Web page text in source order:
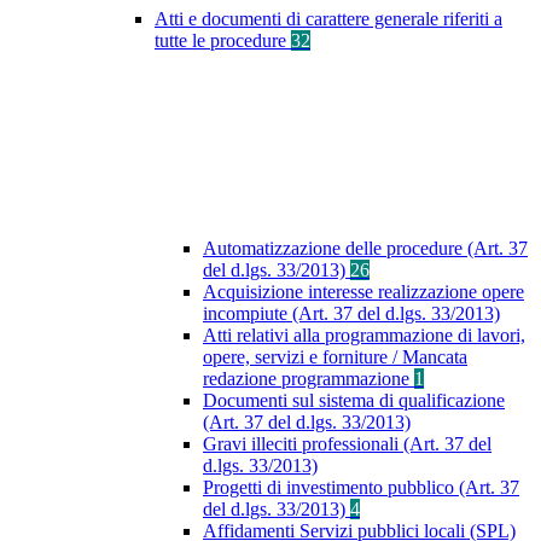
Atti e documenti di carattere generale riferiti a
tutte le procedure 32
Automatizzazione delle procedure (Art. 37
del d.lgs. 33/2013) 26
Acquisizione interesse realizzazione opere
incompiute (Art. 37 del d.lgs. 33/2013)
Atti relativi alla programmazione di lavori,
opere, servizi e forniture / Mancata
redazione programmazione 1
Documenti sul sistema di qualificazione
(Art. 37 del d.lgs. 33/2013)
Gravi illeciti professionali (Art. 37 del
d.lgs. 33/2013)
Progetti di investimento pubblico (Art. 37
del d.lgs. 33/2013) 4
Affidamenti Servizi pubblici locali (SPL)